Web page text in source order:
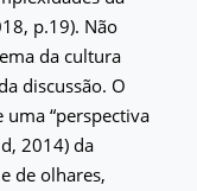
p.19). Não
da cultura
discussão. O
“perspectiva
2014) da
de olhares,